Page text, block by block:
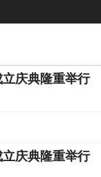
庆典隆重举行
庆典隆重举行